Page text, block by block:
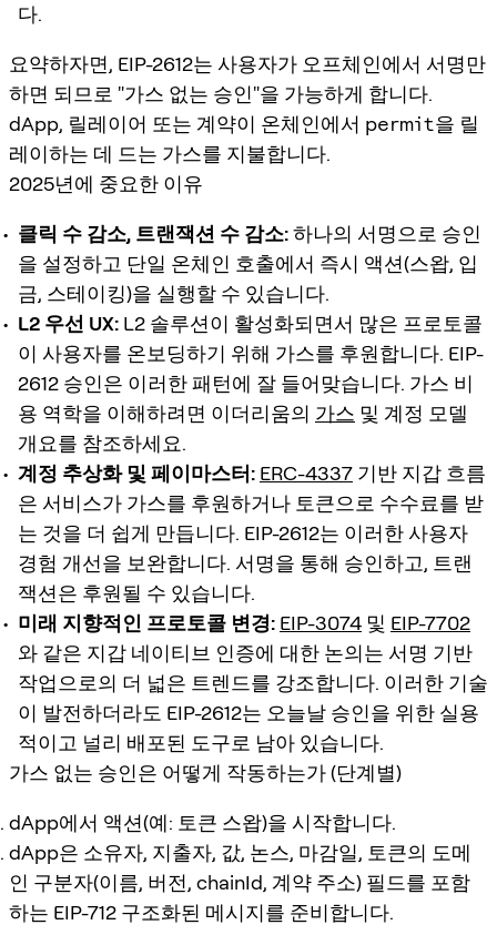
다.
요약하자면, EIP-2612는 사용자가 오프체인에서 서명만
하면 되므로 "가스 없는 승인"을 가능하게 합니다.
dApp, 릴레이어 또는 계약이 온체인에서 permit을 릴
레이하는 데 드는 가스를 지불합니다.
2025년에 중요한 이유
클릭 수 감소, 트랜잭션 수 감소:하나의 서명으로 승인
을 설정하고 단일 온체인 호출에서 즉시 액션(스왑, 입
금, 스테이킹)을 실행할 수 있습니다.
L2 우선 UX: L2 솔루션이 활성화되면서 많은 프로토콜
이 사용자를 온보딩하기 위해 가스를 후원합니다. EIP-
2612 승인은 이러한 패턴에 잘 들어맞습니다. 가스 비
용 역학을 이해하려면 이더리움의 가스 및 계정 모델
개요를 참조하세요.
계정 추상화 및 페이마스터: ERC-4337 기반 지갑 흐름
은 서비스가 가스를 후원하거나 토큰으로 수수료를 받
는 것을 더 쉽게 만듭니다. EIP-2612는 이러한 사용자
경험 개선을 보완합니다. 서명을 통해 승인하고, 트랜
잭션은 후원될 수 있습니다.
미래 지향적인 프로토콜 변경: EIP-3074 및 EIP-7702
와 같은 지갑 네이티브 인증에 대한 논의는 서명 기반
작업으로의 더 넓은 트렌드를 강조합니다. 이러한 기술
이 발전하더라도 EIP-2612는 오늘날 승인을 위한 실용
적이고 널리 배포된 도구로 남아 있습니다.
가스 없는 승인은 어떻게 작동하는가 (단계별)
dApp에서 액션(예: 토큰 스왑)을 시작합니다.
dApp은 소유자, 지출자, 값, 논스, 마감일, 토큰의 도메
인 구분자(이름, 버전, chainId, 계약 주소) 필드를 포함
하는 EIP-712 구조화된 메시지를 준비합니다.